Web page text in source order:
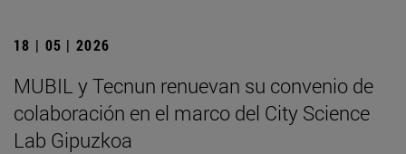
18 | 05 | 2026
MUBIL y Tecnun renuevan su convenio de
colaboración en el marco del City Science
Lab Gipuzkoa